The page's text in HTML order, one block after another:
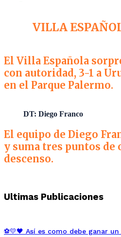
VILLA
El Villa Española
con autoridad, 3-1 a
en el Parque Palermo.
DT: Diego Franco
El equipo de Diego
y suma tres puntos de
descenso.
Ultimas Publicaciones
⚽💛🖤 Así es como debe ganar